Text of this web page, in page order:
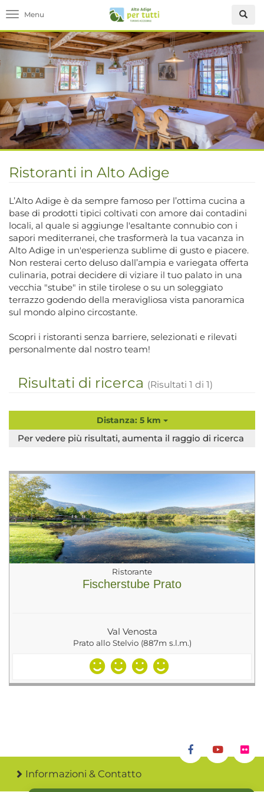
Toggle navigation
Ristoranti in Alto Adige
L’Alto Adige è da sempre famoso per l’ottima cucina a
base di prodotti tipici coltivati con amore dai contadini
locali, al quale si aggiunge l'esaltante connubio con i
sapori mediterranei, che trasformerà la tua vacanza in
Alto Adige in un'esperienza sublime di gusto e piacere.
Non resterai certo deluso dall’ampia e variegata offerta
culinaria, potrai decidere di viziare il tuo palato in una
vecchia "stube" in stile tirolese o su un soleggiato
terrazzo godendo della meravigliosa vista panoramica
sul mondo alpino circostante.
Scopri i ristoranti senza barriere, selezionati e rilevati
personalmente dal nostro team!
Risultati di ricerca (Risultati 1 di 1)
Distanza: 5 km
Per vedere più risultati, aumenta il raggio di ricerca
Ristorante
Fischerstube Prato
Val Venosta
Prato allo Stelvio (887m s.l.m.)
Informazioni & Contatto